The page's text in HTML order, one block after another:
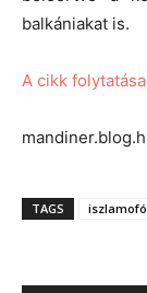
balkániakat is.
A cikk
TAGS